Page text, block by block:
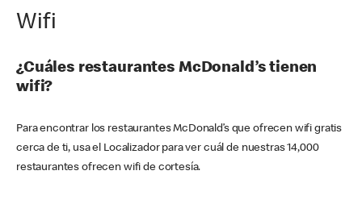
Wifi
¿Cuáles restaurantes McDonald’s tienen
wifi?
Para encontrar los restaurantes McDonald’s que ofrecen wifi gratis
cerca de ti, usa el Localizador para ver cuál de nuestras 14,000
restaurantes ofrecen wifi de cortesía.